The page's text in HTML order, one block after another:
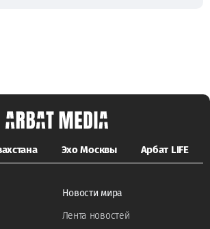
Эхо Москвы Арбат LIFE
Новости мира
Лента новостей